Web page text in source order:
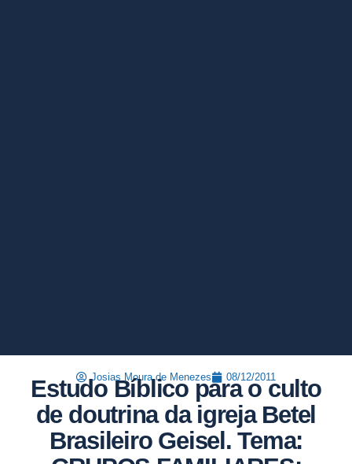
Josias Moura de Menezes 08/12/2011
Estudo Bíblico para o culto
de doutrina da igreja Betel
Brasileiro Geisel. Tema: